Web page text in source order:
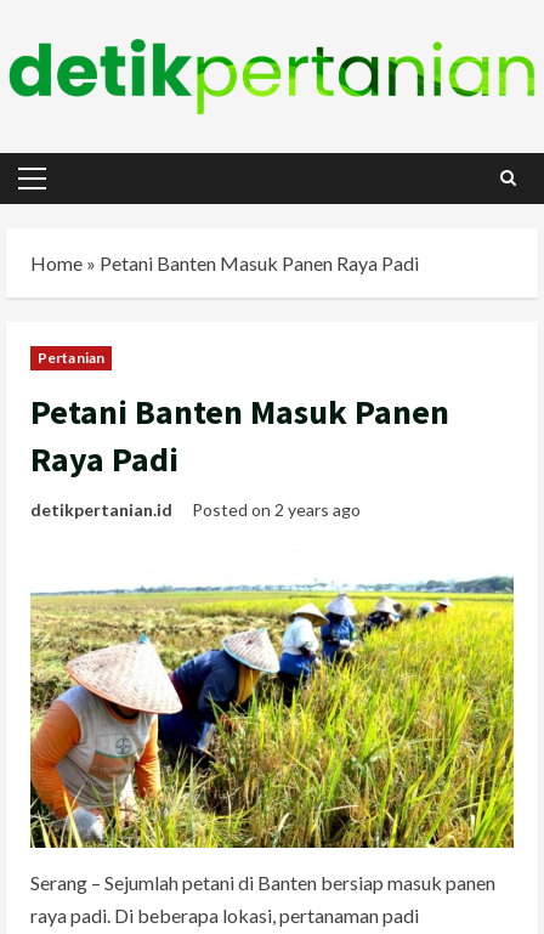
content
Primary
Home » Petani Banten Masuk Panen Raya Padi
Pertanian
Petani Banten Masuk Panen
Raya Padi
detikpertanian.id Posted on 2 years ago
Serang – Sejumlah petani di Banten bersiap masuk panen
raya padi. Di beberapa lokasi, pertanaman padi